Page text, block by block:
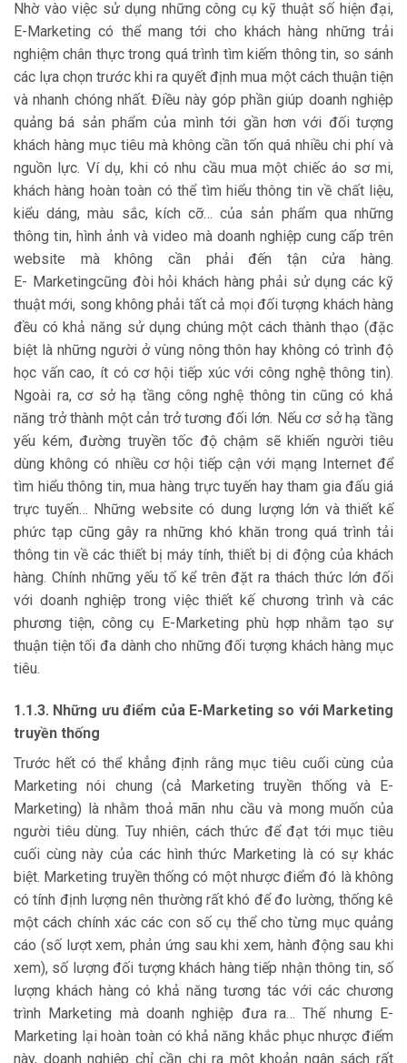
Nhờ vào việc sử dụng những công cụ kỹ thuật số hiện đại,
E-Marketing có thể mang tới cho khách hàng những trải
nghiệm chân thực trong quá trình tìm kiếm thông tin, so sánh
các lựa chọn trước khi ra quyết định mua một cách thuận tiện
và nhanh chóng nhất. Điều này góp phần giúp doanh nghiệp
quảng bá sản phẩm của mình tới gần hơn với đối tượng
khách hàng mục tiêu mà không cần tốn quá nhiều chi phí và
nguồn lực. Ví dụ, khi có nhu cầu mua một chiếc áo sơ mi,
khách hàng hoàn toàn có thể tìm hiểu thông tin về chất liệu,
kiểu dáng, màu sắc, kích cỡ… của sản phẩm qua những
thông tin, hình ảnh và video mà doanh nghiệp cung cấp trên
website mà không cần phải đến tận cửa hàng.
E- Marketingcũng đòi hỏi khách hàng phải sử dụng các kỹ
thuật mới, song không phải tất cả mọi đối tượng khách hàng
đều có khả năng sử dụng chúng một cách thành thạo (đặc
biệt là những người ở vùng nông thôn hay không có trình độ
học vấn cao, ít có cơ hội tiếp xúc với công nghệ thông tin).
Ngoài ra, cơ sở hạ tầng công nghệ thông tin cũng có khả
năng trở thành một cản trở tương đối lớn. Nếu cơ sở hạ tầng
yếu kém, đường truyền tốc độ chậm sẽ khiến người tiêu
dùng không có nhiều cơ hội tiếp cận với mạng Internet để
tìm hiểu thông tin, mua hàng trực tuyến hay tham gia đấu giá
trực tuyến… Những website có dung lượng lớn và thiết kế
phức tạp cũng gây ra những khó khăn trong quá trình tải
thông tin về các thiết bị máy tính, thiết bị di động của khách
hàng. Chính những yếu tố kể trên đặt ra thách thức lớn đối
với doanh nghiệp trong việc thiết kế chương trình và các
phương tiện, công cụ E-Marketing phù hợp nhằm tạo sự
thuận tiện tối đa dành cho những đối tượng khách hàng mục
tiêu.
1.1.3. Những ưu điểm của E-Marketing so với Marketing
truyền thống
Trước hết có thể khẳng định rằng mục tiêu cuối cùng của
Marketing nói chung (cả Marketing truyền thống và E-
Marketing) là nhằm thoả mãn nhu cầu và mong muốn của
người tiêu dùng. Tuy nhiên, cách thức để đạt tới mục tiêu
cuối cùng này của các hình thức Marketing là có sự khác
biệt. Marketing truyền thống có một nhược điểm đó là không
có tính định lượng nên thường rất khó để đo lường, thống kê
một cách chính xác các con số cụ thể cho từng mục quảng
cáo (số lượt xem, phản ứng sau khi xem, hành động sau khi
xem), số lượng đối tượng khách hàng tiếp nhận thông tin, số
lượng khách hàng có khả năng tương tác với các chương
trình Marketing mà doanh nghiệp đưa ra… Thế nhưng E-
Marketing lại hoàn toàn có khả năng khắc phục nhược điểm
này, doanh nghiệp chỉ cần chi ra một khoản ngân sách rất